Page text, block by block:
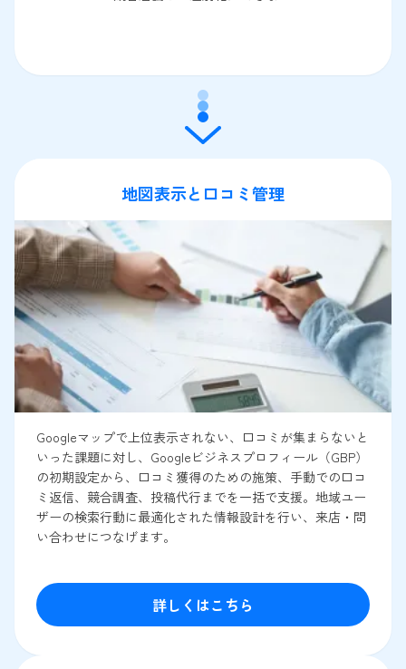
地図表示と口コミ管理
Googleマップで上位表示されない、口コミが集まらないと
いった課題に対し、Googleビジネスプロフィール（GBP）
の初期設定から、口コミ獲得のための施策、手動での口コ
ミ返信、競合調査、投稿代行までを一括で支援。地域ユー
ザーの検索行動に最適化された情報設計を行い、来店・問
い合わせにつなげます。
詳しくはこちら